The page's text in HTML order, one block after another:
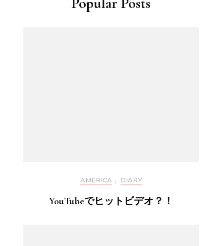
AMERICA , DIARY
YouTubeでヒットビデオ？！